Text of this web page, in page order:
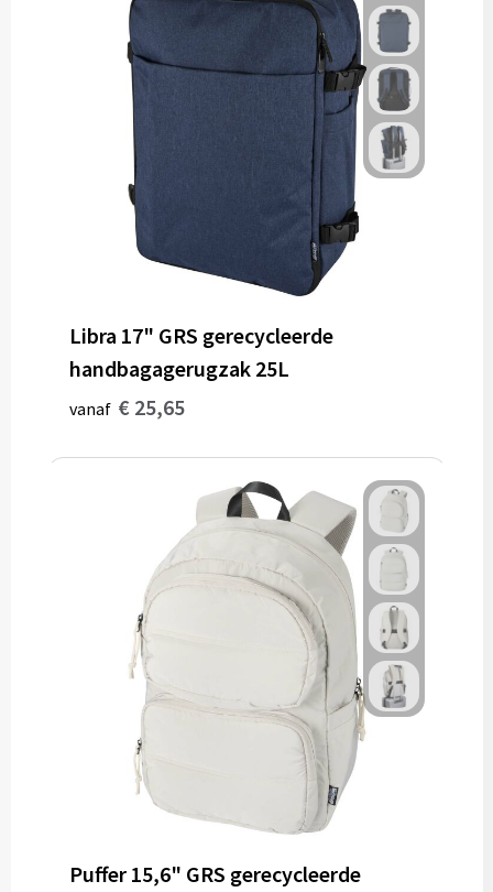
Libra 17" GRS gerecycleerde
handbagagerugzak 25L
vanaf € 25,65
Puffer 15,6" GRS gerecycleerde